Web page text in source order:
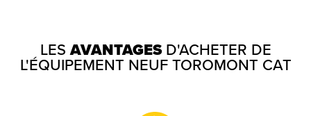
LESAVANTAGESD'ACHETER DE
L'ÉQUIPEMENT NEUF TOROMONT CAT